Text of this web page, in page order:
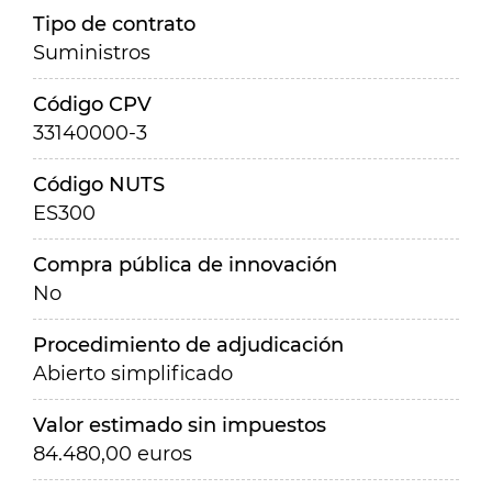
Tipo de contrato
Suministros
Código CPV
33140000-3
Código NUTS
ES300
Compra pública de innovación
No
Procedimiento de adjudicación
Abierto simplificado
Valor estimado sin impuestos
84.480,00 euros